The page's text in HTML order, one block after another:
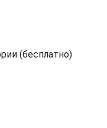
(бесплатно)